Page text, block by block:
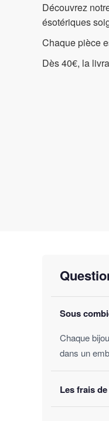
Découvrez
ésotériques
Chaque pièce
Dès 40€, la
Sous
Chaque
dans un
Les frais